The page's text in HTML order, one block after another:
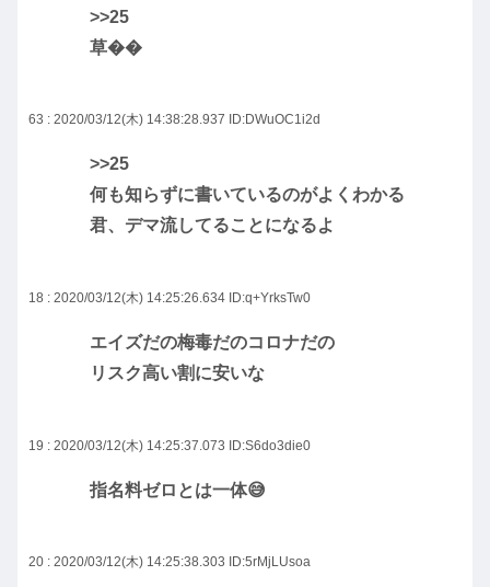
>>25
草��
63 : 2020/03/12(木) 14:38:28.937 ID:DWuOC1i2d
>>25
何も知らずに書いているのがよくわかる
君、デマ流してることになるよ
18 : 2020/03/12(木) 14:25:26.634 ID:q+YrksTw0
エイズだの梅毒だのコロナだの
リスク高い割に安いな
19 : 2020/03/12(木) 14:25:37.073 ID:S6do3die0
指名料ゼロとは一体😅
20 : 2020/03/12(木) 14:25:38.303 ID:5rMjLUsoa